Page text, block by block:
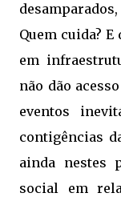
Quem cuida?
em
não dão
eventos
contigências
ainda nestes
social em